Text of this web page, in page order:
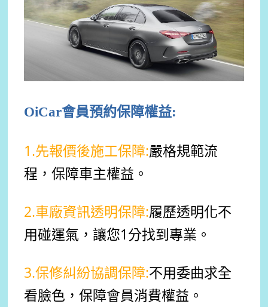
OiCar會員預約保障權益:
1.先報價後施工保障:嚴格規範流
程，保障車主權益。
2.車廠資訊透明保障:履歷透明化不
用碰運氣，讓您1分找到專業。
3.保修糾紛協調保障:不用委曲求全
看臉色， 保障會員消費權益。